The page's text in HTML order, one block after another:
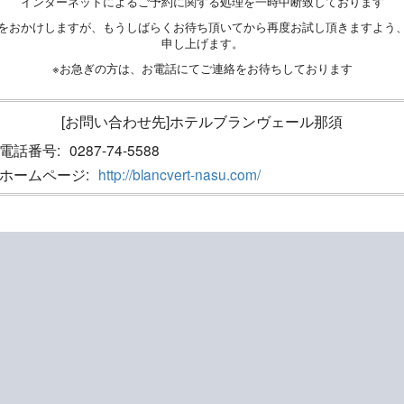
おかけしますが、もうしばらくお待ち頂いてから再度お試し頂きますよう
申し上げます。
※お急ぎの方は、お電話にてご連絡をお待ちしております
[お問い合わせ先]ホテルブランヴェール那須
電話番号: 0287-74-5588
ホームページ: http://blancvert-nasu.com/